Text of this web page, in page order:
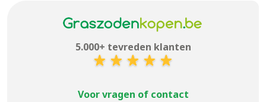
5.000+ tevreden klanten
Voor vragen of contact